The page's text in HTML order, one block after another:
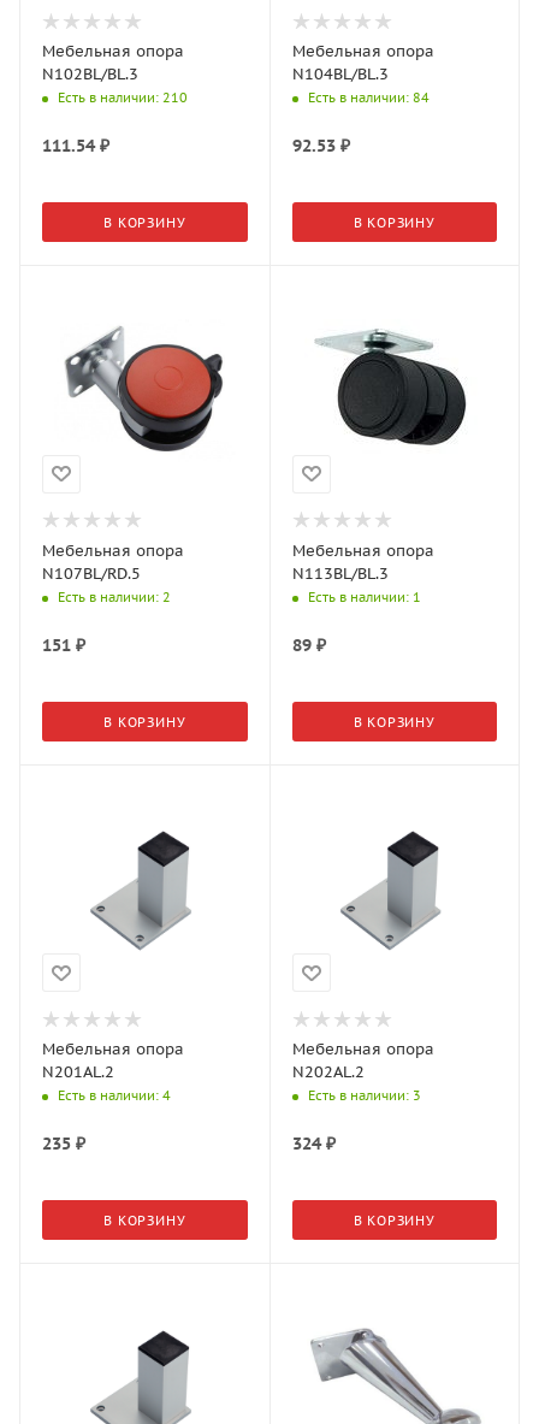
Мебельная опора
N102BL/BL.3
Есть в наличии: 210
111.54₽
В КОРЗИНУ
Мебельная опора
N104BL/BL.3
Есть в наличии: 84
92.53₽
В КОРЗИНУ
Мебельная опора
N107BL/RD.5
Есть в наличии: 2
151 ₽
В КОРЗИНУ
Мебельная опора
N113BL/BL.3
Есть в наличии: 1
89₽
В КОРЗИНУ
Мебельная опора
N201AL.2
Есть в наличии: 4
235 ₽
В КОРЗИНУ
Мебельная опора
N202AL.2
Есть в наличии: 3
324₽
В КОРЗИНУ